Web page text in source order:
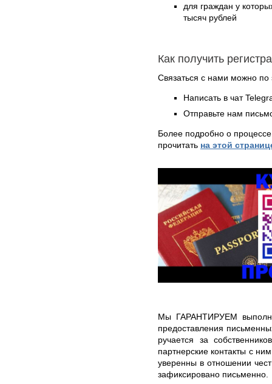
для граждан у
тысяч рублей
Как получить
Связаться с нами можно по
Написать в чат
Отправьте нам
Более подробно о
прочитать на этой
Мы ГАРАНТИРУЕМ
предоставления
ручается за
партнерские контакты с
уверенны в отношении
зафиксировано письменно.